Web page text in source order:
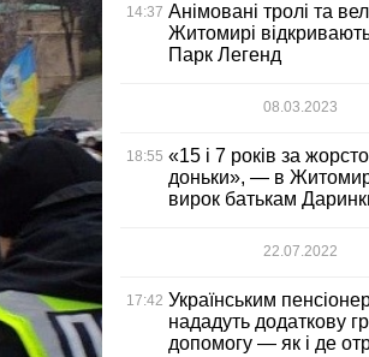
14:37 Анімовані тролі та
Житомирі
Парк Легенд
08.03.2023
18:55 «15 і 7 років за
доньки», — в
вирок батькам
22.07.2022
17:42 Українським
нададуть додаткову
допомогу — як і де